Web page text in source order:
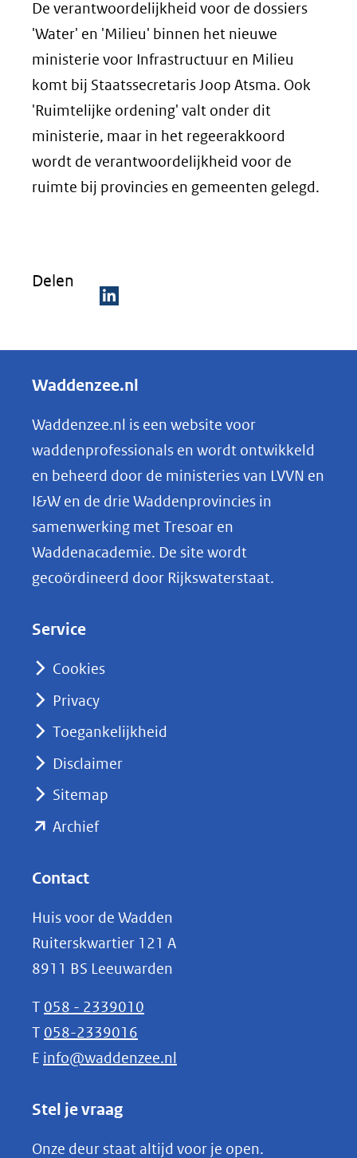
De verantwoordelijkheid voor de dossiers
'Water' en 'Milieu' binnen het nieuwe
ministerie voor Infrastructuur en Milieu
komt bij Staatssecretaris Joop Atsma. Ook
'Ruimtelijke ordening' valt onder dit
ministerie, maar in het regeerakkoord
wordt de verantwoordelijkheid voor de
ruimte bij provincies en gemeenten gelegd.
Delen
e
e
n
o
p
k
e
nieuw
naar
Waddenzee.nl
Waddenzee.nl is een website voor
waddenprofessionals en wordt ontwikkeld
en beheerd door de ministeries van LVVN en
I&W en de drie Waddenprovincies in
samenwerking met Tresoar en
Waddenacademie. De site wordt
gecoördineerd door Rijkswaterstaat.
Service
Cookies
Privacy
Toegankelijkheid
Disclaimer
Sitemap
Archief(opent
(verwijst
naar
een
andere
website)
Contact
Huis voor de Wadden
Ruiterskwartier 121 A
8911 BS Leeuwarden
T 058 - 2339010
T 058-2339016
E info@waddenzee.nl
Stel je vraag
Onze deur staat altijd voor je open.